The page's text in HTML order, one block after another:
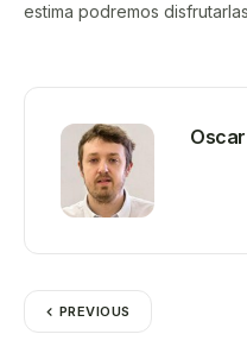
estima podremos
PREVIOUS